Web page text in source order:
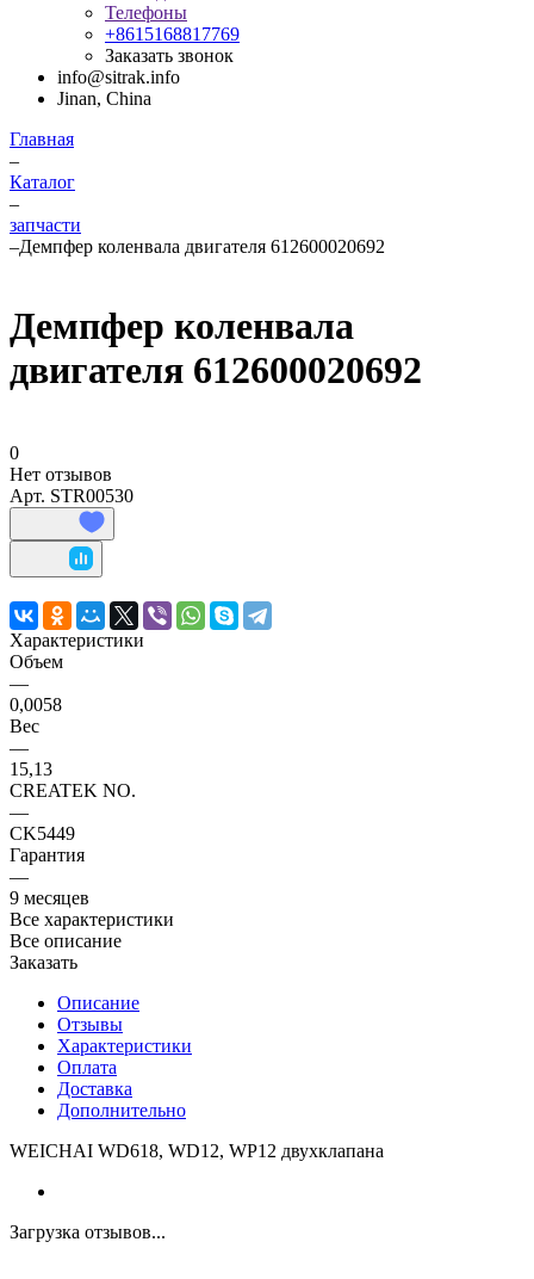
Телефоны
+8615168817769
Заказать звонок
info@sitrak.info
Jinan, China
Главная
–
Каталог
–
запчасти
–Демпфер коленвала двигателя 612600020692
Демпфер коленвала
двигателя 612600020692
0
Нет отзывов
Арт. STR00530
Характеристики
Объем
—
0,0058
Вес
—
15,13
CREATEK NO.
—
CK5449
Гарантия
—
9 месяцев
Все характеристики
Все описание
Заказать
Описание
Отзывы
Характеристики
Оплата
Доставка
Дополнительно
WEICHAI WD618, WD12, WP12 двухклапана
Загрузка отзывов...